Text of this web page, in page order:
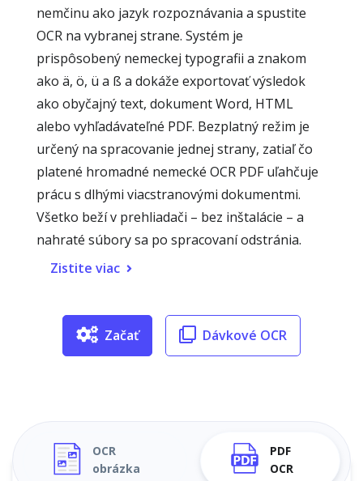
nemčinu ako jazyk rozpoznávania a spustite
OCR na vybranej strane. Systém je
prispôsobený nemeckej typografii a znakom
ako ä, ö, ü a ß a dokáže exportovať výsledok
ako obyčajný text, dokument Word, HTML
alebo vyhľadávateľné PDF. Bezplatný režim je
určený na spracovanie jednej strany, zatiaľ čo
platené hromadné nemecké OCR PDF uľahčuje
prácu s dlhými viacstranovými dokumentmi.
Všetko beží v prehliadači – bez inštalácie – a
nahraté súbory sa po spracovaní odstránia.
Zistite viac
Začať Dávkové OCR
OCR
obrázka
PDF
OCR